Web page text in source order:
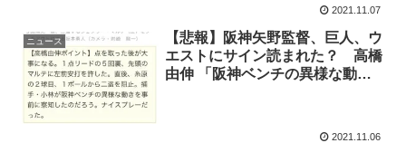
2021.11.07
ニュース
【悲報】阪神矢野監督、巨人、ウ
エストにサイン読まれた？ 高橋
由伸 「阪神ベンチの異様な動き
2021.11.06